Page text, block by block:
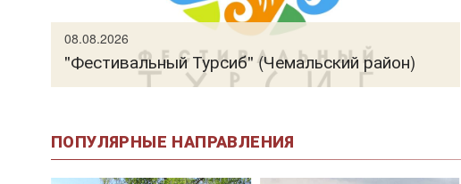
08.08.2026
"Фестивальный Турсиб" (Чемальский район)
ПОПУЛЯРНЫЕ НАПРАВЛЕНИЯ